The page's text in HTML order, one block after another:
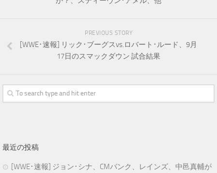
PREVIOUS STORY
[WWE･速報] リック･ブーグスvs.ロバート･ルード、9月
17日のスマックダウン 試合結果
最近の投稿
[WWE･速報] ジョン･シナ、CMパンク、レインズ、中邑真輔が